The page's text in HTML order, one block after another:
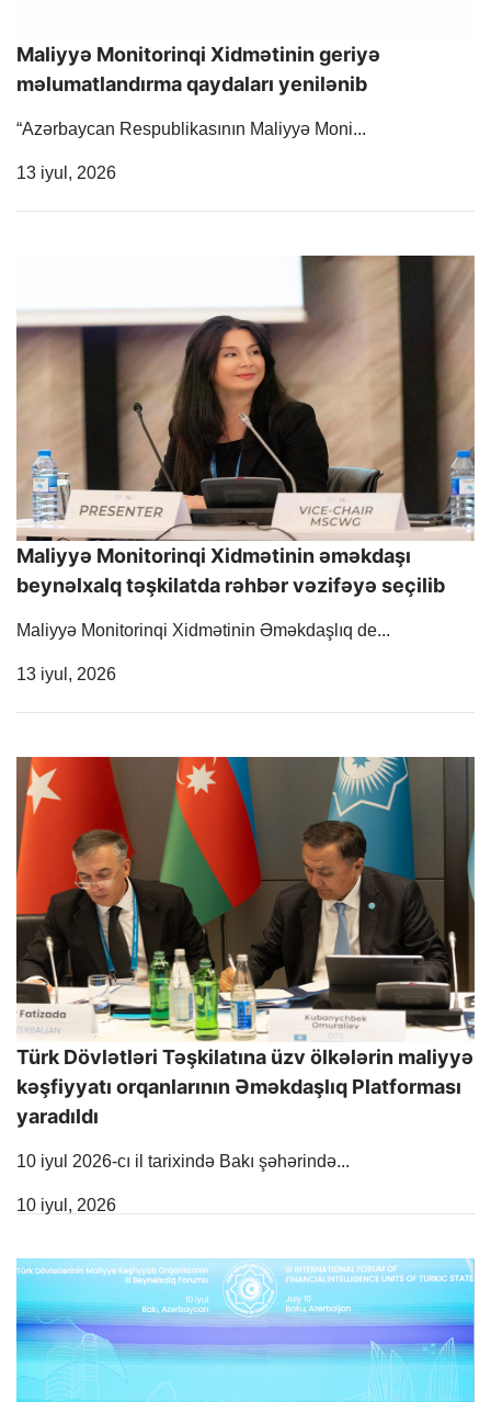
Maliyyə Monitorinqi Xidmətinin geriyə
məlumatlandırma qaydaları yenilənib
“Azərbaycan Respublikasının Maliyyə Moni...
Release Date
13 iyul, 2026
Maliyyə Monitorinqi Xidmətinin əməkdaşı
beynəlxalq təşkilatda rəhbər vəzifəyə seçilib
Maliyyə Monitorinqi Xidmətinin Əməkdaşlıq de...
Release Date
13 iyul, 2026
Türk Dövlətləri Təşkilatına üzv ölkələrin maliyyə
kəşfiyyatı orqanlarının Əməkdaşlıq Platforması
yaradıldı
10 iyul 2026-cı il tarixində Bakı şəhərində...
Release Date
10 iyul, 2026